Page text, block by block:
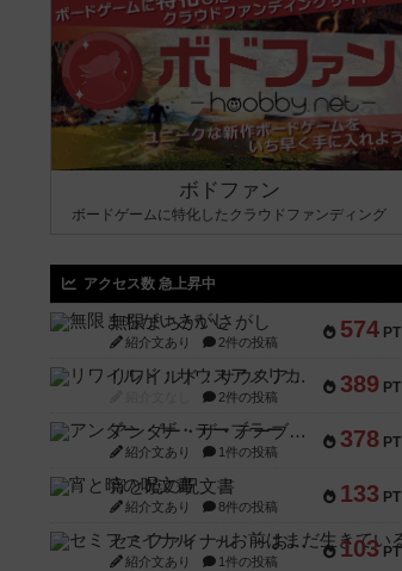
ボドファン
ボードゲームに特化したクラウドファンディング
アクセス数 急上昇中
574 PT
無限まちがいさがし
紹介文あり 2件の投稿
389 PT
リワイルド：サウスアメリカ
2件の投稿
378 PT
アンダー・ザ・テーブラー
紹介文あり 1件の投稿
133 PT
宵と暁の呪文書
紹介文あり 8件の投稿
103 PT
セミファイナル ～お前はまだ生きている～
紹介文あり 1件の投稿